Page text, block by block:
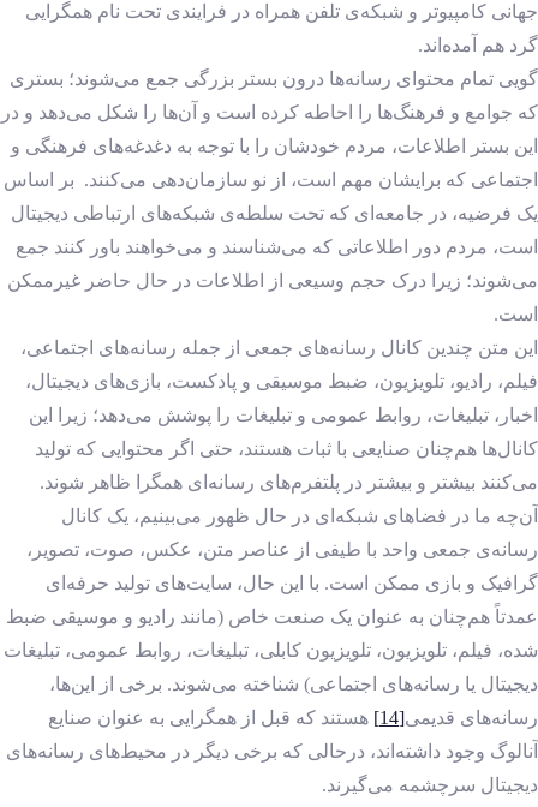
جهانی کامپیوتر و شبکه‌ی تلفن همراه در فرایندی تحت نام همگرایی
گرد هم آمده‌اند.
گویی تمام محتوای رسانه‌ها درون بستر بزرگی جمع می‌شوند؛ بستری
که جوامع و فرهنگ‌ها را احاطه کرده است و آن‌ها را شکل می‌دهد و در
این بستر اطلاعات، مردم خودشان را با توجه به دغدغه‌های فرهنگی و
اجتماعی که برایشان مهم است، از نو سازمان‌دهی می‌کنند. بر اساس
یک فرضیه‌، در جامعه‌ای که تحت سلطه‌ی شبکه‌های ارتباطی دیجیتال
است، مردم دور اطلاعاتی که می‌شناسند و می‌خواهند باور کنند جمع
می‌شوند؛ زیرا درک حجم وسیعی از اطلاعات در حال حاضر غیرممکن
است.
این متن چندین کانال رسانه‌های جمعی از جمله رسانه‌های اجتماعی،
فیلم، رادیو، تلویزیون، ضبط موسیقی و پادکست، بازی‌های دیجیتال،
اخبار، تبلیغات، روابط عمومی و تبلیغات را پوشش می‌دهد؛ زیرا این
کانال‌ها هم‌چنان صنایعی با ثبات هستند، حتی اگر محتوایی که تولید
می‌کنند بیشتر و بیشتر در پلتفرم‌های رسانه‌ای همگرا ظاهر شوند.
آن‌چه ما در فضاهای شبکه‌ای در حال ظهور می‌بینیم، یک کانال
رسانه‌ی جمعی واحد با طیفی از عناصر متن، عکس، صوت، تصویر،
گرافیک و بازی ممکن است. با این حال، سایت‌های تولید حرفه‌ای
عمدتاً هم‌چنان به عنوان یک صنعت خاص (مانند رادیو و موسیقی ضبط
شده، فیلم، تلویزیون، تلویزیون کابلی، تبلیغات، روابط عمومی، تبلیغات
دیجیتال یا رسانه‌های اجتماعی) شناخته می‌شوند. برخی از این‌ها،
رسانه‌های قدیمی[14]
هستند که قبل از همگرایی به عنوان صنایع
آنالوگ وجود داشته‌اند، درحالی که برخی دیگر در محیط‌های رسانه‌های
دیجیتال سرچشمه می‌گیرند.